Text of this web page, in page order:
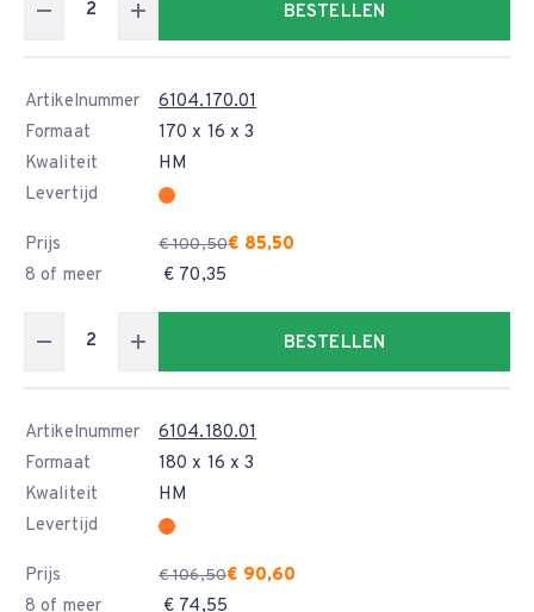
BESTELLEN
Artikelnummer
6104.170.01
Formaat
170 x 16 x 3
Kwaliteit
HM
Levertijd
Prijs € 100,50€ 85,50
8 of meer
€ 70,35
BESTELLEN
Artikelnummer
6104.180.01
Formaat
180 x 16 x 3
Kwaliteit
HM
Levertijd
Prijs € 106,50€ 90,60
8 of meer
€ 74,55